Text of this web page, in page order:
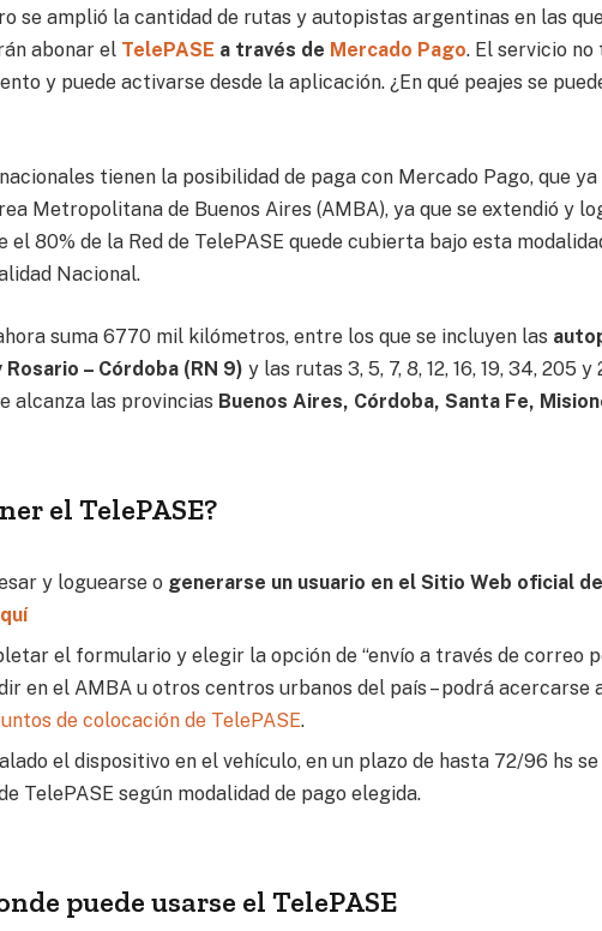
se amplió la cantidad de rutas y autopistas argentinas en las
abonar el TelePASE a través de Mercado Pago. El servicio
y puede activarse desde la aplicación. ¿En qué peajes se
tienen la posibilidad de paga con Mercado Pago, que
Metropolitana de Buenos Aires (AMBA), ya que se extendió y
el 80% de la Red de TelePASE quede cubierta bajo esta
Nacional.
suma 6770 mil kilómetros, entre los que se incluyen las
Rosario – Córdoba (RN 9)y las rutas 3, 5, 7, 8, 12, 16, 19, 34, 205
alcanza las provincias Buenos Aires, Córdoba, Santa Fe,
el TelePASE?
y loguearse o generarse un usuario en el Sitio Web oficial de
el formulario y elegir la opción de “envío a través de correo
en el AMBA u otros centros urbanos del país – podrá acercarse
de colocación de TelePASE.
el dispositivo en el vehículo, en un plazo de hasta 72/96 hs
TelePASE según modalidad de pago elegida.
puede usarse el TelePASE